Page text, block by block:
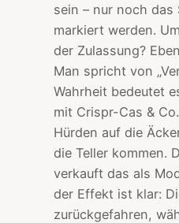
sein – nur noch das
markiert werden.
der Zulassung?
Man spricht von
Wahrheit bedeutet
mit Crispr-Cas &
Hürden auf die
die Teller kommen.
verkauft das als
der Effekt ist klar:
zurückgefahren,